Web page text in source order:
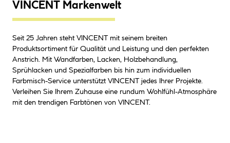
VINCENT Markenwelt
Seit 25 Jahren steht VINCENT mit seinem breiten
Produktsortiment für Qualität und Leistung und den perfekten
Anstrich. Mit Wandfarben, Lacken, Holzbehandlung,
Sprühlacken und Spezialfarben bis hin zum individuellen
Farbmisch-Service unterstützt VINCENT jedes Ihrer Projekte.
Verleihen Sie Ihrem Zuhause eine rundum Wohlfühl-Atmosphäre
mit den trendigen Farbtönen von VINCENT.